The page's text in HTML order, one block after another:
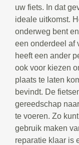
uw fiets. In dat
ideale uitkomst.
onderweg bent
een onderdeel af
heeft een ander
ook voor kiezen
plaats te laten
bevindt. De
gereedschap
te voeren. Zo
gebruik maken
reparatie klaar is